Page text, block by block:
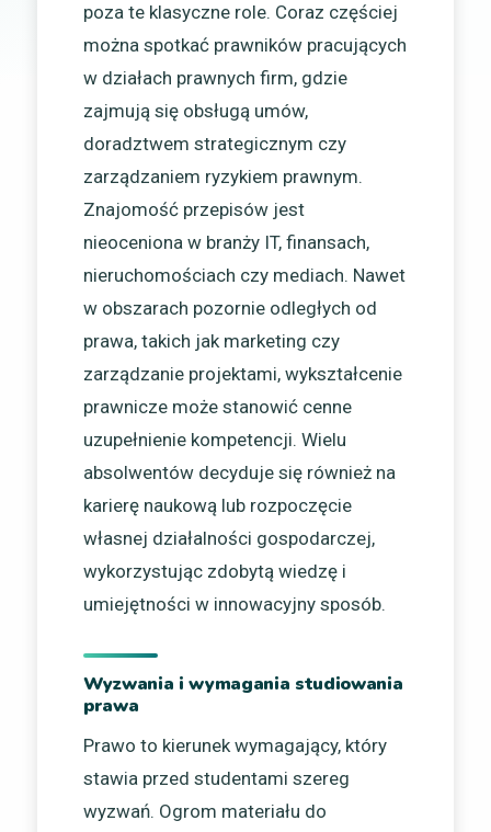
poza te klasyczne role. Coraz częściej
można spotkać prawników pracujących
w działach prawnych firm, gdzie
zajmują się obsługą umów,
doradztwem strategicznym czy
zarządzaniem ryzykiem prawnym.
Znajomość przepisów jest
nieoceniona w branży IT, finansach,
nieruchomościach czy mediach. Nawet
w obszarach pozornie odległych od
prawa, takich jak marketing czy
zarządzanie projektami, wykształcenie
prawnicze może stanowić cenne
uzupełnienie kompetencji. Wielu
absolwentów decyduje się również na
karierę naukową lub rozpoczęcie
własnej działalności gospodarczej,
wykorzystując zdobytą wiedzę i
umiejętności w innowacyjny sposób.
Wyzwania i wymagania studiowania
prawa
Prawo to kierunek wymagający, który
stawia przed studentami szereg
wyzwań. Ogrom materiału do